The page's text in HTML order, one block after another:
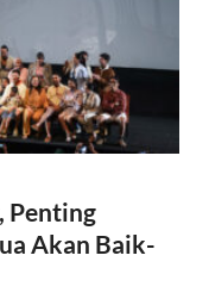
Penting
Akan Baik-